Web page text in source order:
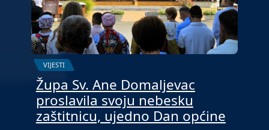
VIJESTI
Župa Sv. Ane Domaljevac
proslavila svoju nebesku
zaštitnicu, ujedno Dan općine